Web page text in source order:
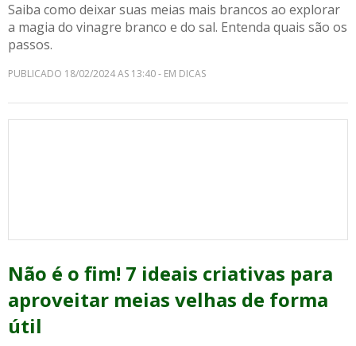
Saiba como deixar suas meias mais brancos ao explorar
a magia do vinagre branco e do sal. Entenda quais são os
passos.
PUBLICADO 18/02/2024 AS 13:40 - EM DICAS
Não é o fim! 7 ideais criativas para
aproveitar meias velhas de forma
útil